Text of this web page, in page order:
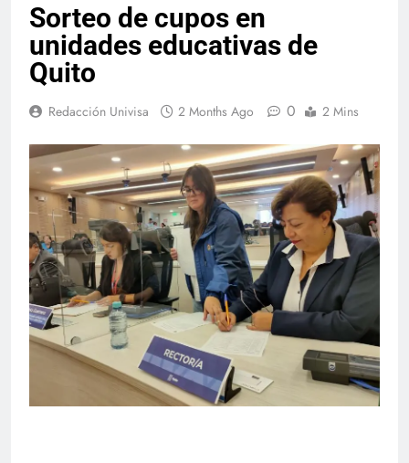
Sorteo de cupos en
unidades educativas de
Quito
Redacción Univisa 2 Months Ago 0 2 Mins